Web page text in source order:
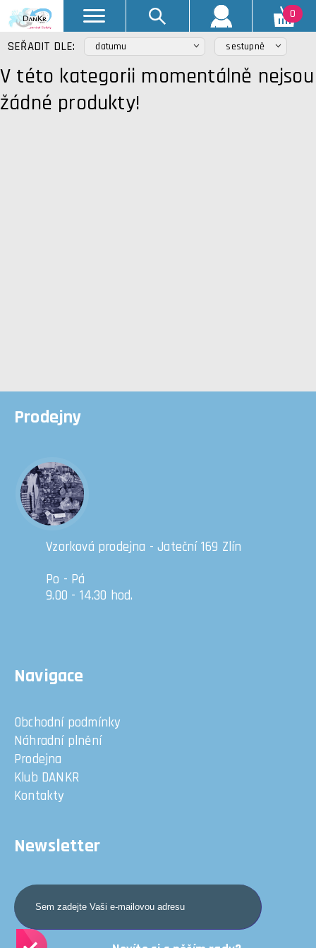
0
SEŘADIT DLE: datumu sestupně
V této kategorii momentálně nejsou
žádné produkty!
Prodejny
Vzorková prodejna - Jateční 169 Zlín
Po - Pá
9.00 - 14.30 hod.
Navigace
Obchodní podmínky
Náhradní plnění
Prodejna
Klub DANKR
Kontakty
Newsletter